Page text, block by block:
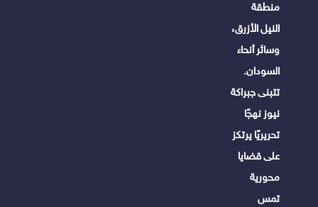
منطقة
النيل الأزرق،
وسائر أنحاء
السودان.
تتبنى جبراكة
نيوز نهجًا
تحريريًا يرتكز
على قضايا
محورية
تمس